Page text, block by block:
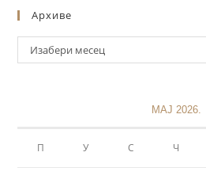
Архиве
Изабери месец
МАЈ 2026.
П У С Ч